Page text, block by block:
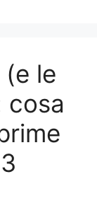
(e le
cosa